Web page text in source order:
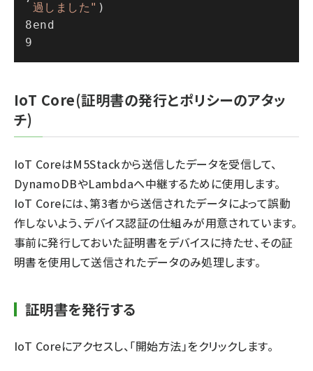
過しました" )
end
IoT Core(証明書の発行とポリシーのアタッ
チ)
IoT CoreはM5Stackから送信したデータを受信して、
DynamoDBやLambdaへ中継するために使用します。
IoT Coreには、第3者から送信されたデータによって誤動
作しないよう、デバイス認証の仕組みが用意されています。
事前に発行しておいた証明書をデバイスに持たせ、その証
明書を使用して送信されたデータのみ処理します。
証明書を発行する
IoT Coreにアクセスし、「開始方法」をクリックします。